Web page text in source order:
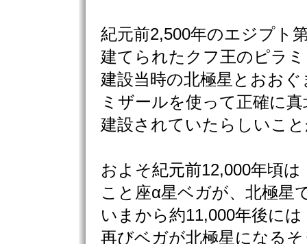
紀元前2,500年のエジプト
建てられたクフ王のピラ
建設当時の北極星とおおぐ
ミザールを使って正確に
建設されていたらしいこ
およそ紀元前12,000年頃は
こと座α星ベガが、北極星
いまから約11,000年後には
再びベガが北極星になる